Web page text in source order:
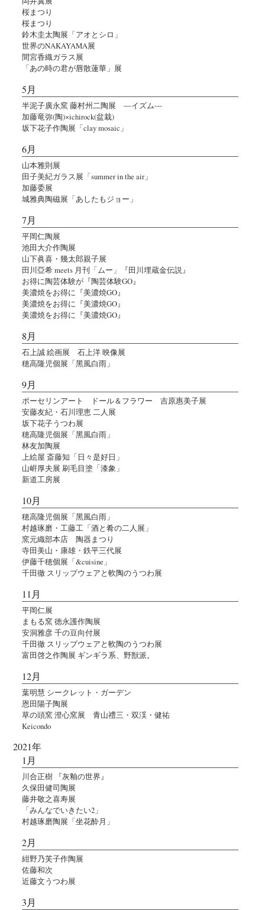
桜まつり
桜まつり
鈴木圭太陶展「アオとシロ」
世界のNAKAYAMA展
間宮香織ガラス展
「あの時の君が唇散蓮華」展
5月
半泥子廣永窯 藤村州二陶展 ―イズム―
加藤竜弥(陶)×ichirock(盆栽)
坂下花子作陶展「clay mosaic」
6月
山本雅則展
田子美紀ガラス展「summer in the air」
加藤委展
城雅典陶磁展「あしたもジョー」
7月
平岡仁陶展
池田大介作陶展
山下眞喜・幾太郎親子展
田川亞希 meets 月刊「ムー」『田川埋蔵金伝説』
お得に陶芸体験が『陶芸体験GO』
美濃焼をお得に『美濃焼GO』
美濃焼をお得に『美濃焼GO』
美濃焼をお得に『美濃焼GO』
8月
石上誠 絵画展 石上洋 映像展
穂高隆児個展「黑風白雨」
9月
ポーセリンアート ドール＆フラワー 吉原惠美子展
安藤友紀・石川理恵 二人展
坂下花子うつわ展
穂高隆児個展「黑風白雨」
林友加陶展
上絵屋 斎藤知「日々是好日」
山㟁厚夫展 刷毛目塗「漆象」
新道工房展
10月
穂高隆児個展「黑風白雨」
村越琢磨・工藤工「酒と肴の二人展」
窯元織部本店 陶器まつり
寺田美山・康雄・鉄平三代展
伊藤千穂個展「&cuisine」
千田徹 スリップウェアと軟陶のうつわ展
11月
平岡仁展
まもる窯 徳永護作陶展
安洞雅彦 千の豆向付展
千田徹 スリップウェアと軟陶のうつわ展
富田啓之作陶展 ギンギラ系、野獣派。
12月
葉明慧 シークレット・ガーデン
恩田陽子陶展
草の頭窯 澄心窯展 青山禮三・双渓・健祐
Keicondo
2021年
1月
川合正樹 『灰釉の世界』
久保田健司陶展
藤井敬之喜寿展
「みんなでいきたい2」
村越琢磨陶展「坐花酔月」
2月
紺野乃芙子作陶展
佐藤和次
近藤文うつわ展
3月